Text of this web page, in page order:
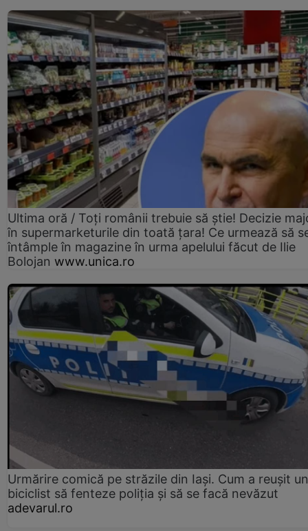
Ultima oră / Toți românii trebuie să știe! Decizie
în supermarketurile din toată țara! Ce urmează să
întâmple în magazine în urma apelului făcut de Ilie
Bolojan www.unica.ro
Urmărire comică pe străzile din Iași. Cum a reușit un
biciclist să fenteze poliția și să se facă nevăzut
adevarul.ro